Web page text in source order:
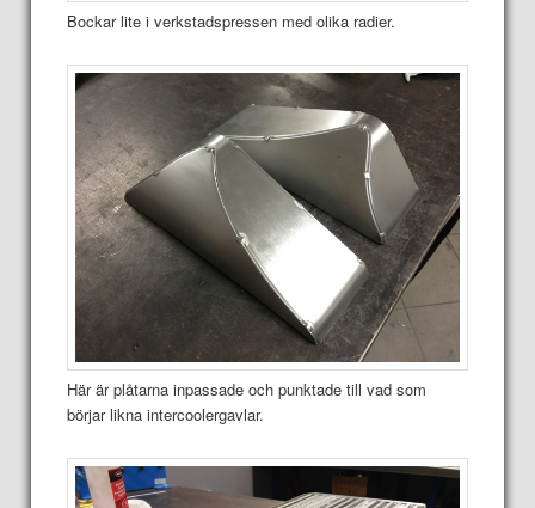
Bockar lite i verkstadspressen med olika radier.
Här är plåtarna inpassade och punktade till vad som
börjar likna intercoolergavlar.